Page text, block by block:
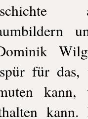
für